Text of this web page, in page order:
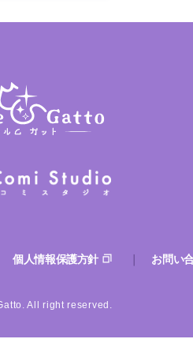
個人情報保護方針 お問い
All right reserved.